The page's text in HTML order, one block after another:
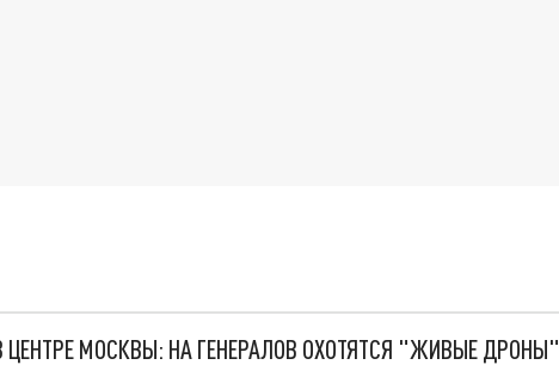
МОСКВЫ: НА ГЕНЕРАЛОВ ОХОТЯТСЯ "ЖИВЫЕ ДРОНЫ"